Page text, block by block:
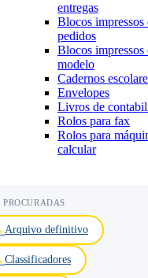
entregas
Blocos impressos
pedidos
Blocos impressos
modelo
Cadernos
Envelopes
Livros de
Rolos para fax
Rolos para
calcular
Arquivo definitivo
Classificadores